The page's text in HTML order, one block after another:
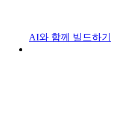
AI와 함께 빌드하기